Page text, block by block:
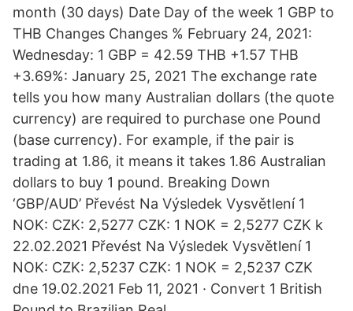
month (30 days) Date Day of the week 1 GBP to
THB Changes Changes % February 24, 2021:
Wednesday: 1 GBP = 42.59 THB +1.57 THB
+3.69%: January 25, 2021 The exchange rate
tells you how many Australian dollars (the quote
currency) are required to purchase one Pound
(base currency). For example, if the pair is
trading at 1.86, it means it takes 1.86 Australian
dollars to buy 1 pound. Breaking Down
‘GBP/AUD’ Převést Na Výsledek Vysvětlení 1
NOK: CZK: 2,5277 CZK: 1 NOK = 2,5277 CZK k
22.02.2021 Převést Na Výsledek Vysvětlení 1
NOK: CZK: 2,5237 CZK: 1 NOK = 2,5237 CZK
dne 19.02.2021 Feb 11, 2021 · Convert 1 British